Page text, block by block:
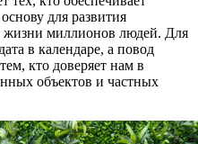
для развития
жизни миллионов людей. Для
в календаре, а повод
кто доверяет нам в
объектов и частных